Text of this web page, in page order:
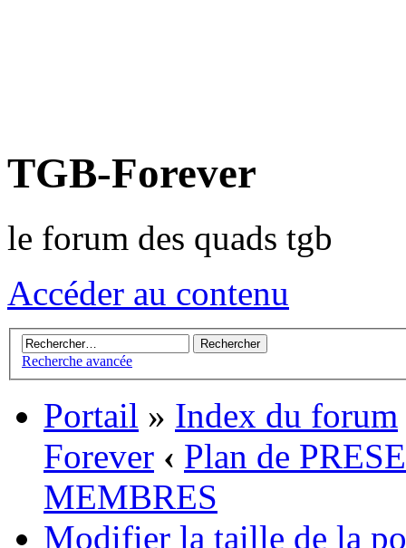
TGB-Forever
le forum des quads tgb
Accéder au contenu
Recherche avancée
Portail » Index du forum
Forever ‹ Plan de
MEMBRES
Modifier la taille de la